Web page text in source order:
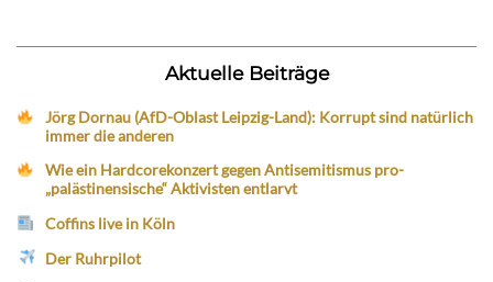
Aktuelle Beiträge
Jörg Dornau (AfD-Oblast Leipzig-Land): Korrupt sind natürlich
immer die anderen
Wie ein Hardcorekonzert gegen Antisemitismus pro-
„palästinensische“ Aktivisten entlarvt
Coffins live in Köln
Der Ruhrpilot